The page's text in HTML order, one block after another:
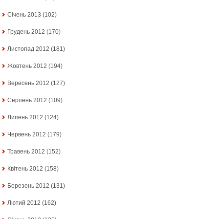
Січень 2013 (102)
Грудень 2012 (170)
Листопад 2012 (181)
Жовтень 2012 (194)
Вересень 2012 (127)
Серпень 2012 (109)
Липень 2012 (124)
Червень 2012 (179)
Травень 2012 (152)
Квітень 2012 (158)
Березень 2012 (131)
Лютий 2012 (162)